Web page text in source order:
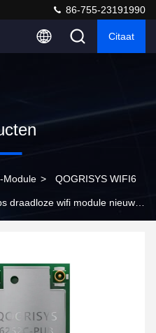
86-755-23191990
Citaat
Module > QOGRISYS WIFI6
draadloze wifi module nieuwe